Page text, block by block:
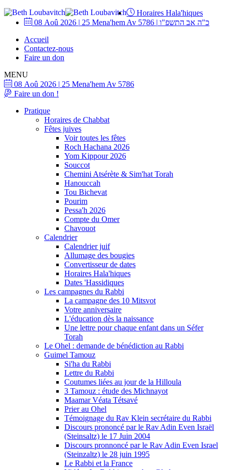
Horaires Hala'hiques
08 Aoû 2026 | 25 Mena'hem Av 5786 | כ"ה אב התשפ"ו
Accueil
Contactez-nous
Faire un don
MENU
08 Aoû 2026 | 25 Mena'hem Av 5786
Faire un don !
Pratique
Horaires de Chabbat
Fêtes juives
Voir toutes les fêtes
Roch Hachana 2026
Yom Kippour 2026
Souccot
Chemini Atsérète & Sim'hat Torah
Hanouccah
Tou Bichevat
Pourim
Pessa'h 2026
Compte du Omer
Chavouot
Calendrier
Calendrier juif
Allumage des bougies
Convertisseur de dates
Horaires Hala'hiques
Dates 'Hassidiques
Les campagnes du Rabbi
La campagne des 10 Mitsvot
Votre anniversaire
L'éducation dès la naissance
Une lettre pour chaque enfant dans un Séfer
Torah
Le Ohel : demande de bénédiction au Rabbi
Guimel Tamouz
Si'ha du Rabbi
Lettre du Rabbi
Coutumes liées au jour de la Hilloula
3 Tamouz : étude des Michnayot
Maamar Véata Tétsavé
Prier au Ohel
Témoignage du Rav Klein secrétaire du Rabbi
Discours prononcé par le Rav Adin Even Israël
(Steinsaltz) le 17 Juin 2004
Discours pronnoncé par le Rav Adin Even Israel
(Steinzaltz) le 28 juin 1995
Le Rabbi et la France